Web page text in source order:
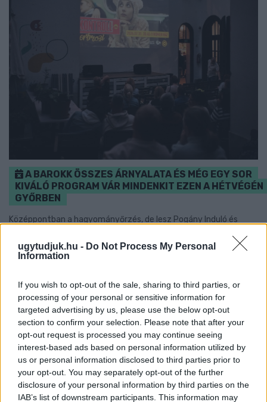
ugytudjuk.hu - Do Not Process My Personal
Information
If you wish to opt-out of the sale, sharing to third parties, or
processing of your personal or sensitive information for
targeted advertising by us, please use the below opt-out
section to confirm your selection. Please note that after your
opt-out request is processed you may continue seeing
interest-based ads based on personal information utilized by
us or personal information disclosed to third parties prior to
your opt-out. You may separately opt-out of the further
disclosure of your personal information by third parties on the
IAB’s list of downstream participants. This information may
A BAROKK ÖSSZES ÁRNYALATA ÉS MÉG EGY SOR
KIVÁLÓ PROGRAM VÁR MINDENKIT EZEN A HÉTVÉGÉN
GYŐRBEN
Középpontban a hagyományőrzés, de lesz Pogány Induló és
más.